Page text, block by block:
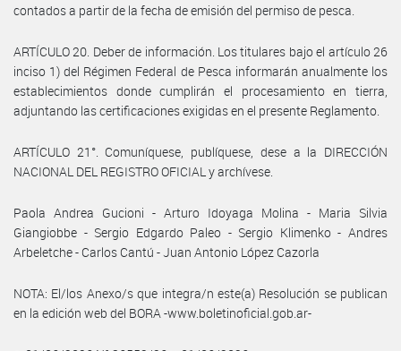
contados a partir de la fecha de emisión del permiso de pesca.
ARTÍCULO 20. Deber de información. Los titulares bajo el artículo 26
inciso 1) del Régimen Federal de Pesca informarán anualmente los
establecimientos donde cumplirán el procesamiento en tierra,
adjuntando las certificaciones exigidas en el presente Reglamento.
ARTÍCULO 21°. Comuníquese, publíquese, dese a la DIRECCIÓN
NACIONAL DEL REGISTRO OFICIAL y archívese.
Paola Andrea Gucioni - Arturo Idoyaga Molina - Maria Silvia
Giangiobbe - Sergio Edgardo Paleo - Sergio Klimenko - Andres
Arbeletche - Carlos Cantú - Juan Antonio López Cazorla
NOTA: El/los Anexo/s que integra/n este(a) Resolución se publican
en la edición web del BORA -www.boletinoficial.gob.ar-